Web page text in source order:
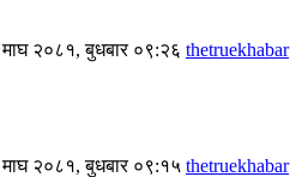
२०८१, बुधबार ०९:२६ thetruekhabar
२०८१, बुधबार ०९:१५ thetruekhabar